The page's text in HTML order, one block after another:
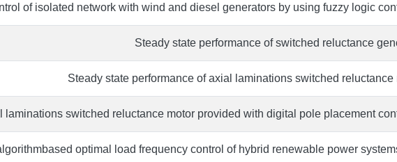
of isolated network with wind and diesel generators by using fuzzy logic
Steady state performance of switched reluctance
Steady state performance of axial laminations switched reluctance
laminations switched reluctance motor provided with digital pole placement
optimal load frequency control of hybrid renewable power